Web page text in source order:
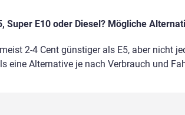
Super E10 oder Diesel? Mögliche
2-4 Cent günstiger als E5, aber nicht
eine Alternative je nach Verbrauch und